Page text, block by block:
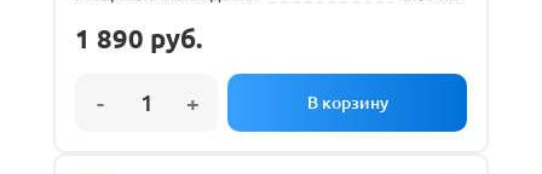
1 890 руб.